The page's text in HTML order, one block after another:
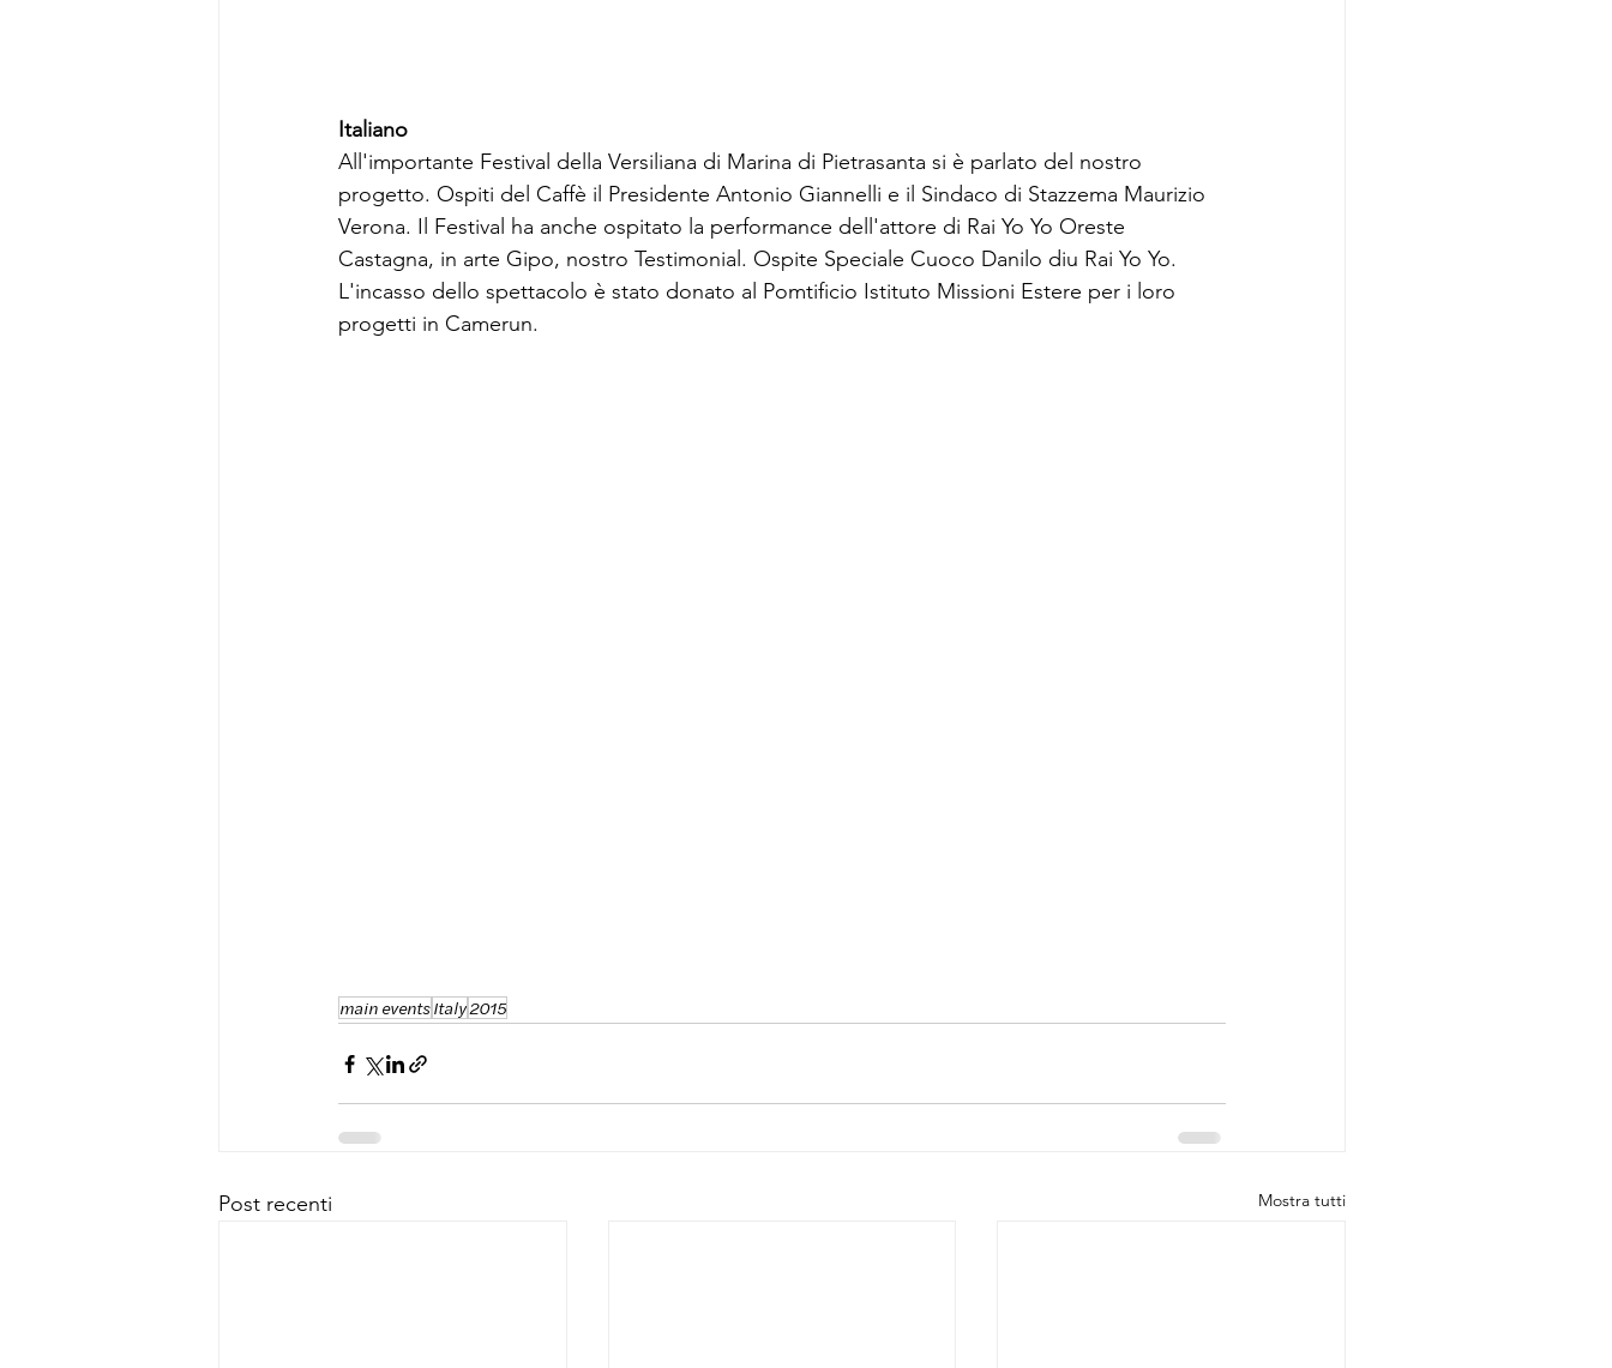
Italiano
All'importante Festival della Versiliana di Marina di Pietrasanta si è parlato del nostro
progetto. Ospiti del Caffè il Presidente Antonio Giannelli e il Sindaco di Stazzema Maurizio
Verona. Il Festival ha anche ospitato la performance dell'attore di Rai Yo Yo Oreste
Castagna, in arte Gipo, nostro Testimonial. Ospite Speciale Cuoco Danilo diu Rai Yo Yo.
L'incasso dello spettacolo è stato donato al Pomtificio Istituto Missioni Estere per i loro
progetti in Camerun.
main eventsItaly2015
Post recenti Mostra tutti